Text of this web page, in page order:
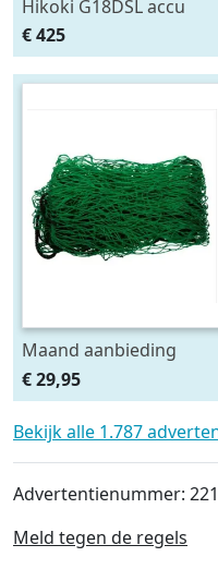
Hikoki G18DSL accu
haakse slijper (2x5Ah +
HSCII)
€ 425
Maand aanbieding
Afdeknet 4x2 mtr maas
4.5 x 4.5 cm
€ 29,95
Bekijk alle 1.787
Advertentienummer:
Meld tegen de regels